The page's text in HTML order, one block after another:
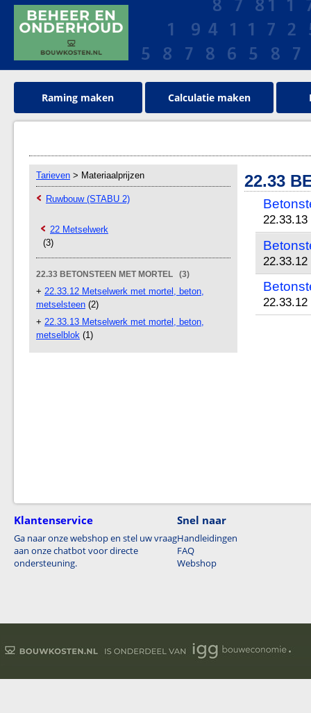
Raming maken Calculatie maken
Tarieven > Materiaalprijzen
Ruwbouw (STABU 2)
22 Metselwerk
(3)
22.33 BETONSTEEN MET MORTEL (3)
+ 22.33.12 Metselwerk met mortel, beton,
metselsteen (2)
+ 22.33.13 Metselwerk met mortel, beton,
metselblok (1)
22.33
Klantenservice
Ga naar onze webshop en stel uw vraag
aan onze chatbot voor directe
ondersteuning.
Snel naar
Handleidingen
FAQ
Webshop